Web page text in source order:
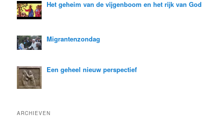
Het geheim van de vijgenboom en het rijk van God
Migrantenzondag
Een geheel nieuw perspectief
ARCHIEVEN